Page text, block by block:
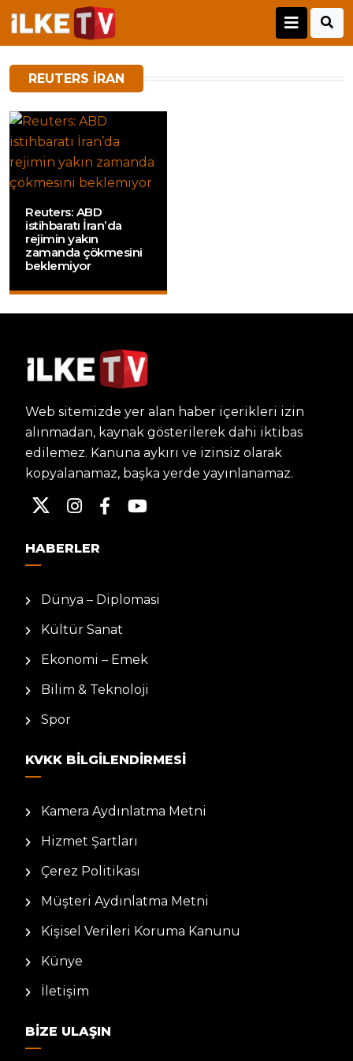
REUTERS IRAN
Reuters: ABD
istihbaratı İran’da
rejimin yakın
zamanda çökmesini
beklemiyor
Web sitemizde yer alan haber içerikleri izin
alınmadan, kaynak gösterilerek dahi iktibas
edilemez. Kanuna aykırı ve izinsiz olarak
kopyalanamaz, başka yerde yayınlanamaz.
HABERLER
Dünya – Diplomasi
Kültür Sanat
Ekonomi – Emek
Bilim & Teknoloji
Spor
KVKK BILGILENDIRMESI
Kamera Aydınlatma Metni
Hizmet Şartları
Çerez Politikası
Müşteri Aydınlatma Metni
Kişisel Verileri Koruma Kanunu
Künye
İletişim
BIZE ULAŞIN